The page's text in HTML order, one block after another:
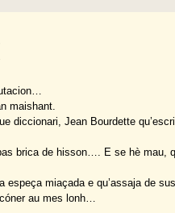
maishant.
diccionari, Jean Bourdette
brica de hisson…. E se hè mau,
espeça miaçada e qu’assaja de
au mes lonh…